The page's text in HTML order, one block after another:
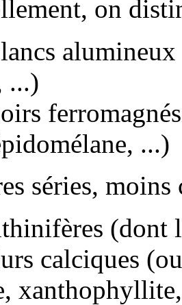
on
...)
, ...)
séries, moins
(dont
calciques
, xanthophyllite